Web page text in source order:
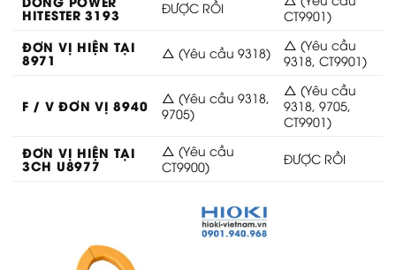
HITESTER 3193 ĐƯỢC RỒI
CT9901)
ĐƠN VỊ HIỆN TẠI
8971 △ (Yêu cầu 9318)
△ (Yêu cầu
9318, CT9901)
F / V ĐƠN VỊ 8940
△ (Yêu cầu 9318,
9705)
△ (Yêu cầu
9318, 9705,
CT9901)
ĐƠN VỊ HIỆN TẠI
3CH U8977
△ (Yêu cầu
CT9900)
ĐƯỢC RỒI